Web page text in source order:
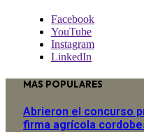
Facebook
YouTube
Instagram
LinkedIn
MAS POPULARES
Abrieron el concurso
firma agrícola